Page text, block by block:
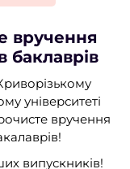
вручення
баклаврів
університеті
вручення
випускників!